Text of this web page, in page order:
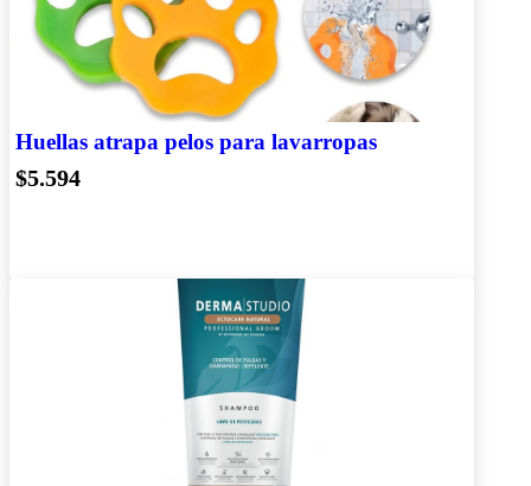
Huellas atrapa pelos para lavarropas
$5.594